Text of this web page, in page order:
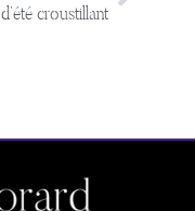
croustillant